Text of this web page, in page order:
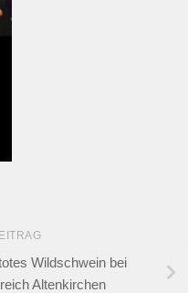
Wildschwein bei
Altenkirchen